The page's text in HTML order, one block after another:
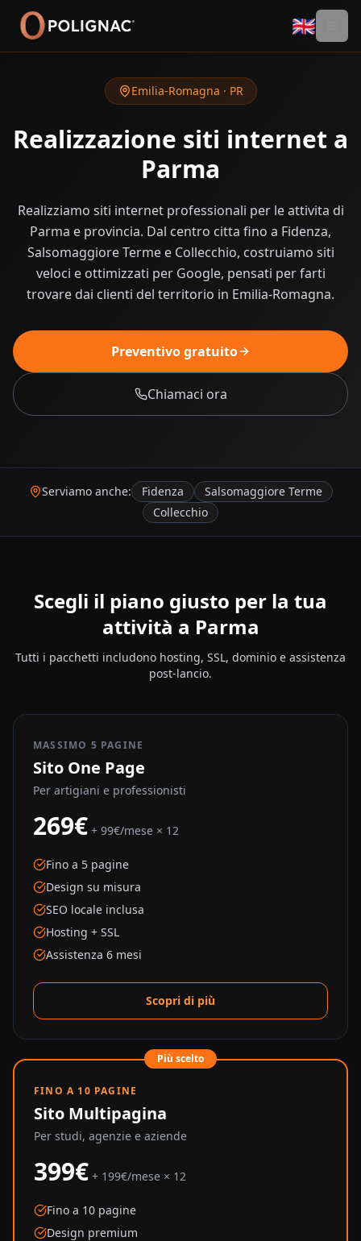
🇬🇧
Emilia-Romagna · PR
Realizzazione siti internet a
Parma
Realizziamo siti internet professionali per le attivita di
Parma e provincia. Dal centro citta fino a Fidenza,
Salsomaggiore Terme e Collecchio, costruiamo siti
veloci e ottimizzati per Google, pensati per farti
trovare dai clienti del territorio in Emilia-Romagna.
Preventivo gratuito
Chiamaci ora
Serviamo anche: Fidenza
Salsomaggiore Terme
Collecchio
Scegli il piano giusto per la tua
attività a Parma
Tutti i pacchetti includono hosting, SSL, dominio e assistenza
post-lancio.
MASSIMO 5 PAGINE
Sito One Page
Per artigiani e professionisti
269€ + 99€/mese × 12
Fino a 5 pagine
Design su misura
SEO locale inclusa
Hosting + SSL
Assistenza 6 mesi
Scopri di più
Più scelto
FINO A 10 PAGINE
Sito Multipagina
Per studi, agenzie e aziende
399€ + 199€/mese × 12
Fino a 10 pagine
Design premium